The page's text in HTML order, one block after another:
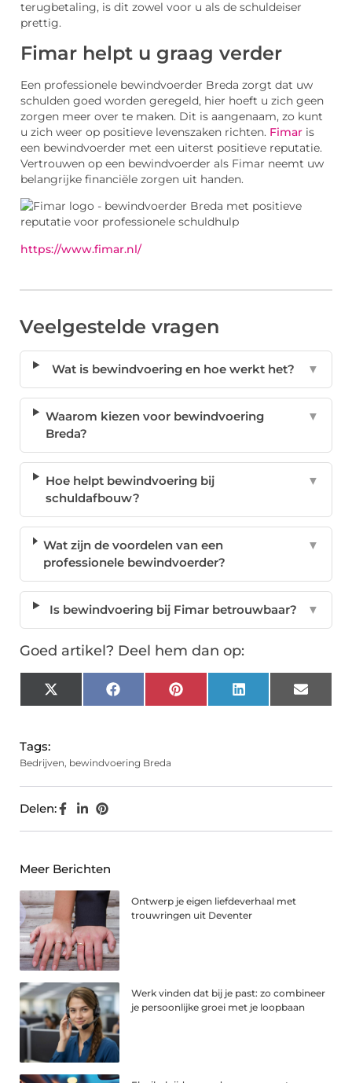
terugbetaling, is dit zowel voor u als de schuldeiser
prettig.
Fimar helpt u graag verder
Een professionele bewindvoerder Breda zorgt dat uw
schulden goed worden geregeld, hier hoeft u zich geen
zorgen meer over te maken. Dit is aangenaam, zo kunt
u zich weer op positieve levenszaken richten. Fimar is
een bewindvoerder met een uiterst positieve reputatie.
Vertrouwen op een bewindvoerder als Fimar neemt uw
belangrijke financiële zorgen uit handen.
https://www.fimar.nl/
Veelgestelde vragen
Wat is bewindvoering en hoe werkt het? ▼
Waarom kiezen voor bewindvoering
Breda?
▼
Hoe helpt bewindvoering bij
schuldafbouw?
▼
Wat zijn de voordelen van een
professionele bewindvoerder?
▼
Is bewindvoering bij Fimar betrouwbaar? ▼
Goed artikel? Deel hem dan op:
X
(Twitter)
FacebookPinterest LinkedIn Email
Tags:
Bedrijven, bewindvoering Breda
Delen:
Meer Berichten
Ontwerp je eigen liefdeverhaal met
trouwringen uit Deventer
Werk vinden dat bij je past: zo combineer
je persoonlijke groei met je loopbaan